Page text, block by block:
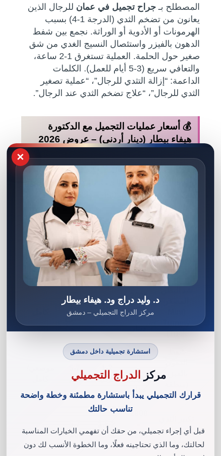
المصطلح بـ جراح تجميل في عمان للرجال الذين
يعانون من تضخم الثدي (الدرجة 1-4) بسبب
الهرمونات أو الأدوية أو الوراثة. نجمع بين شفط
الدهون بالفيزر واستئصال النسيج الغدي من شق
صغير حول الحلمة. العملية تستغرق 1-2 ساعة،
والتعافي سريع (3-5 أيام للعمل). الكلمات
الداعمة: “إزالة التثدي للرجال”، “عملية تصغير
الثدي للرجال”، “علاج تضخم الثدي عند الرجال”.
💰 أسعار عمليات التجميل مع الدكتورة
هيفاء بيطار (دينار أردني) – عروض 2026
العملية الجراحيةنطاق السعر (دينار)مدة
الجراحةفترة التعافي (العودة للعمل)التخدير تجميل
2500 – 4500 دينار2-3
ساعات10-14 يوماًكامل
شد البطن
الكامل
(Tummy
Tuck)
–
5500
دينار
2-4
ساعات
2-3
أسابيع
كامل
Tuck)
2000
3000
دينار
1-2
ساعات
1-2
أسبوع
واحدة)
800
–
1500
دينار
1-2
ساعات
أيام
بزرعات
سيليكون
2800
4200
دينار
1.5-2
ساعة
أيام
كامل
×
د. وليد دراج ود. هيفاء بيطار
مركز الدراج التجميلي – دمشق
استشارة تجميلية داخل دمشق
مركز الدراج التجميلي
قرارك التجميلي يبدأ باستشارة مطمئنة وخطة واضحة
تناسب حالتك
قبل أي إجراء تجميلي، من حقك أن تفهمي الخيارات المناسبة
لحالتك، وما الذي تحتاجينه فعلًا، وما الخطوة الأنسب لك دون